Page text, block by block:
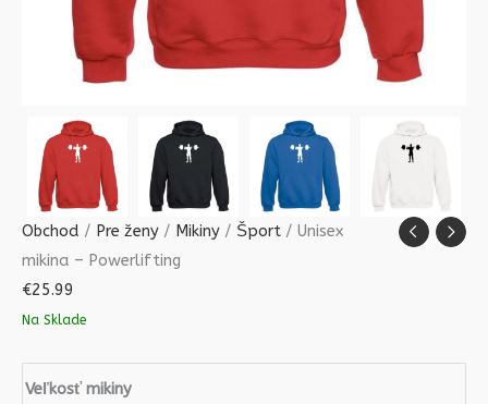
Obchod / Pre ženy / Mikiny / Šport / Unisex
mikina – Powerlifting
€25.99
Na Sklade
Veľkosť mikiny